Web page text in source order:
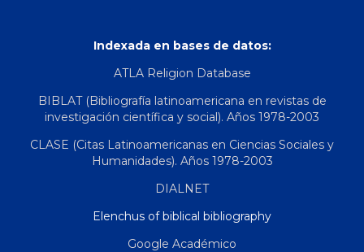
Indexada en bases de datos:
ATLA Religion Database
BIBLAT (Bibliografía latinoamericana en revistas de
investigación científica y social). Años 1978-2003
CLASE (Citas Latinoamericanas en Ciencias Sociales y
Humanidades). Años 1978-2003
DIALNET
Elenchus of biblical bibliography
Google Académico